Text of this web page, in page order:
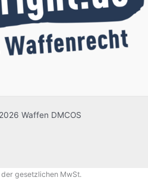
Waffen DMCOS
der gesetzlichen MwSt.